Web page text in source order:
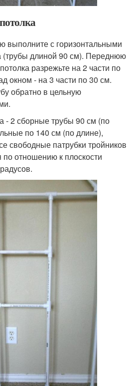
выполните с горизонтальными
(трубы длиной 90 см). Переднюю
разрежьте на 2 части по
окном - на 3 части по 30 см.
обратно в цельную
- 2 сборные трубы 90 см (по
по 140 см (по длине),
свободные патрубки тройников
отношению к плоскости